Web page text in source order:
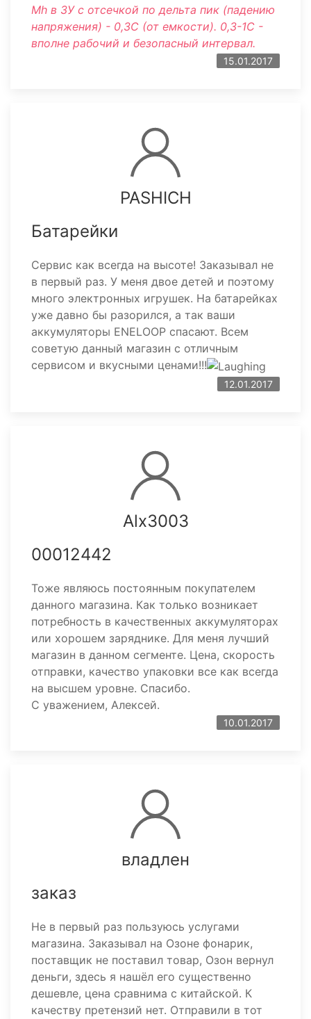
Mh в ЗУ с отсечкой по дельта пик (падению
напряжения) - 0,3C (от емкости). 0,3-1С -
вполне рабочий и безопасный интервал.
15.01.2017
PASHICH
Батарейки
Сервис как всегда на высоте! Заказывал не
в первый раз. У меня двое детей и поэтому
много электронных игрушек. На батарейках
уже давно бы разорился, а так ваши
аккумуляторы ENELOOP спасают. Всем
советую данный магазин с отличным
сервисом и вкусными ценами!!!
12.01.2017
Alx3003
00012442
Тоже являюсь постоянным покупателем
данного магазина. Как только возникает
потребность в качественных аккумуляторах
или хорошем заряднике. Для меня лучший
магазин в данном сегменте. Цена, скорость
отправки, качество упаковки все как всегда
на высшем уровне. Спасибо.
С уважением, Алексей.
10.01.2017
владлен
заказ
Не в первый раз пользуюсь услугами
магазина. Заказывал на Озоне фонарик,
поставщик не поставил товар, Озон вернул
деньги, здесь я нашёл его существенно
дешевле, цена сравнима с китайской. К
качеству претензий нет. Отправили в тот